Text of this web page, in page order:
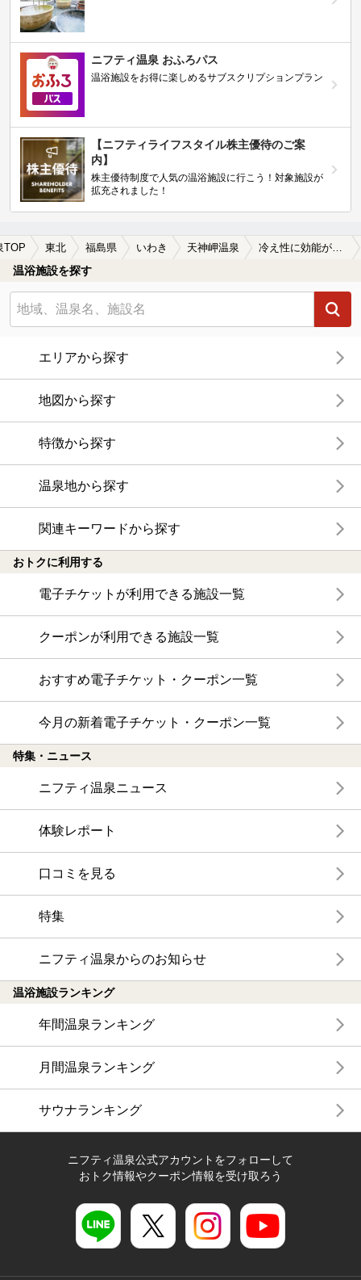
ニフティ温泉 おふろパス
温浴施設をお得に楽しめるサブスクリプションプラン
【ニフティライフスタイル株主優待のご案
内】
株主優待制度で人気の温浴施設に行こう！対象施設が
拡充されました！
TOP 東北 福島県 いわき 天神岬温泉 冷え性に効能がある天神岬温泉の温泉、日帰り温泉、スーパー銭湯おすすめ
温浴施設を探す
エリアから探す
地図から探す
特徴から探す
温泉地から探す
関連キーワードから探す
おトクに利用する
電子チケットが利用できる施設一覧
クーポンが利用できる施設一覧
おすすめ電子チケット・クーポン一覧
今月の新着電子チケット・クーポン一覧
特集・ニュース
ニフティ温泉ニュース
体験レポート
口コミを見る
特集
ニフティ温泉からのお知らせ
温浴施設ランキング
年間温泉ランキング
月間温泉ランキング
サウナランキング
ニフティ温泉公式アカウントをフォローして
おトク情報やクーポン情報を受け取ろう